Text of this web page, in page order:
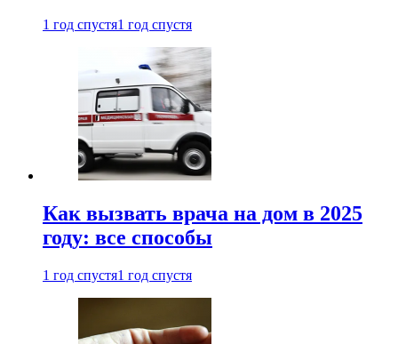
1 год спустя1 год спустя
Как вызвать врача на дом в 2025
году: все способы
1 год спустя1 год спустя